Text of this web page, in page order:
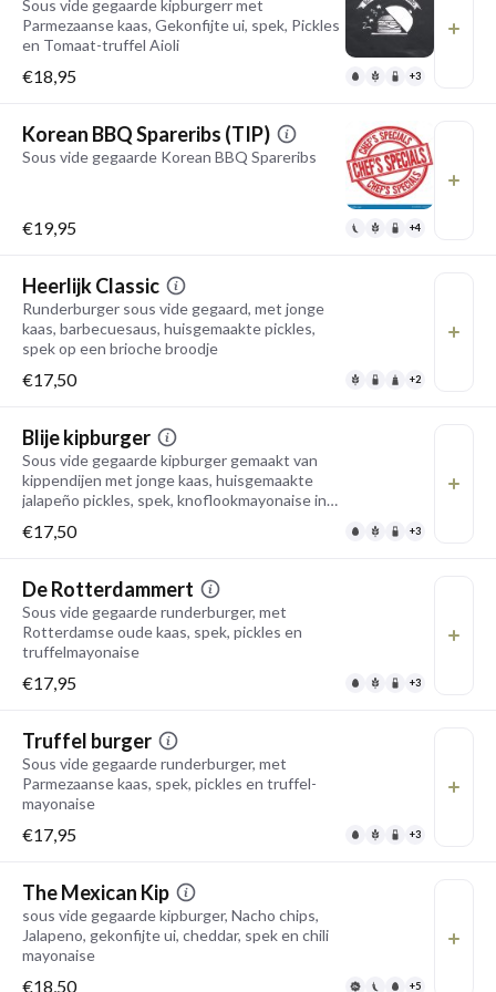
Sous vide gegaarde kipburgerr met
Parmezaanse kaas, Gekonfijte ui, spek, Pickles
en Tomaat-truffel Aioli
€18,95 +3
Korean BBQ Spareribs (TIP)
Sous vide gegaarde Korean BBQ Spareribs
€19,95 +4
Heerlijk Classic
Runderburger sous vide gegaard, met jonge
kaas, barbecuesaus, huisgemaakte pickles,
spek op een brioche broodje
€17,50 +2
Blije kipburger
Sous vide gegaarde kipburger gemaakt van
kippendijen met jonge kaas, huisgemaakte
jalapeño pickles, spek, knoflookmayonaise in
€17,50 +3
De Rotterdammert
Sous vide gegaarde runderburger, met
Rotterdamse oude kaas, spek, pickles en
truffelmayonaise
€17,95 +3
Truffel burger
Sous vide gegaarde runderburger, met
Parmezaanse kaas, spek, pickles en truffel-
mayonaise
€17,95 +3
The Mexican Kip
sous vide gegaarde kipburger, Nacho chips,
Jalapeno, gekonfijte ui, cheddar, spek en chili
mayonaise
€18,50 +5